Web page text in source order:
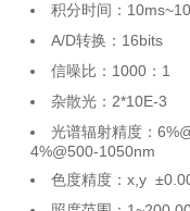
积分时间：
A/D转换：16bits
信噪比：1000：1
杂散光：2*10E-3
光谱辐射精度：
4%@500-1050nm
色度精度：x,y